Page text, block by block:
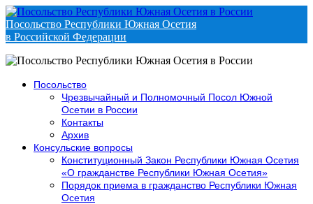
Посольство Республики Южная Осетия
в Российской Федерации
Посольство
Чрезвычайный и Полномочный Посол Южной
Осетии в России
Контакты
Архив
Консульские вопросы
Конституционный Закон Республики Южная Осетия
«О гражданстве Республики Южная Осетия»
Порядок приема в гражданство Республики Южная
Осетия